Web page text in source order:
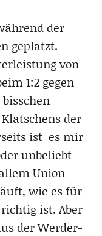
der
geplatzt.
von
1:2 gegen
der
ist es mir
unbeliebt
Union
wie es für
ist. Aber
der Werder-